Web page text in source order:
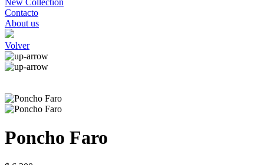
New Collection
Contacto
About us
Volver
Poncho Faro